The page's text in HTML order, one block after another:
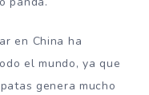
en China ha
el mundo, ya que
genera mucho